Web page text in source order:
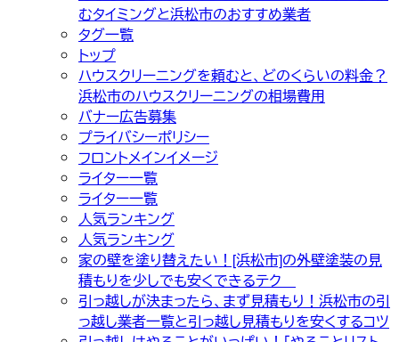
むタイミングと浜松市のおすすめ業者
タグ一覧
トップ
ハウスクリーニングを頼むと、どのくらいの料金？
浜松市のハウスクリーニングの相場費用
バナー広告募集
プライバシーポリシー
フロントメインイメージ
ライター一覧
ライター一覧
人気ランキング
人気ランキング
家の壁を塗り替えたい！[浜松市]の外壁塗装の見
積もりを少しでも安くできるテク
引っ越しが決まったら、まず見積もり！浜松市の引
っ越し業者一覧と引っ越し見積もりを安くするコツ